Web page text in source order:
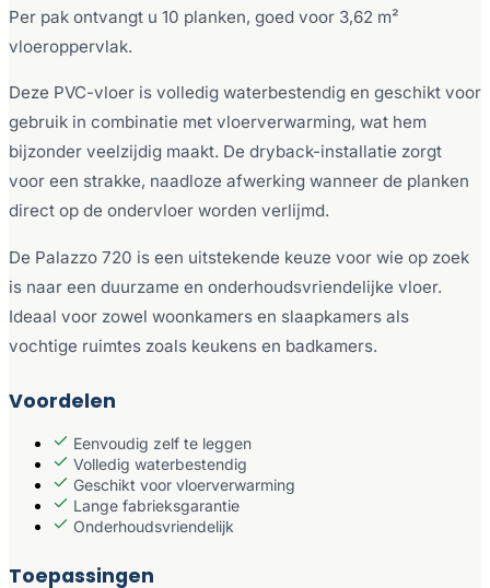
Per pak ontvangt u 10 planken, goed voor 3,62 m²
vloeroppervlak.
Deze PVC-vloer is volledig waterbestendig en geschikt voor
gebruik in combinatie met vloerverwarming, wat hem
bijzonder veelzijdig maakt. De dryback-installatie zorgt
voor een strakke, naadloze afwerking wanneer de planken
direct op de ondervloer worden verlijmd.
De Palazzo 720 is een uitstekende keuze voor wie op zoek
is naar een duurzame en onderhoudsvriendelijke vloer.
Ideaal voor zowel woonkamers en slaapkamers als
vochtige ruimtes zoals keukens en badkamers.
Voordelen
Eenvoudig zelf te leggen
Volledig waterbestendig
Geschikt voor vloerverwarming
Lange fabrieksgarantie
Onderhoudsvriendelijk
Toepassingen